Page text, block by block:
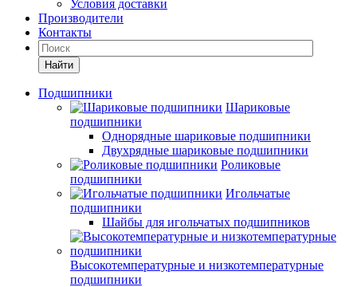
Условия доставки
Производители
Контакты
Найти
Подшипники
Шариковые
подшипники
Однорядные шариковые подшипники
Двухрядные шариковые подшипники
Роликовые
подшипники
Игольчатые
подшипники
Шайбы для игольчатых подшипников
Высокотемпературные и низкотемпературные
подшипники